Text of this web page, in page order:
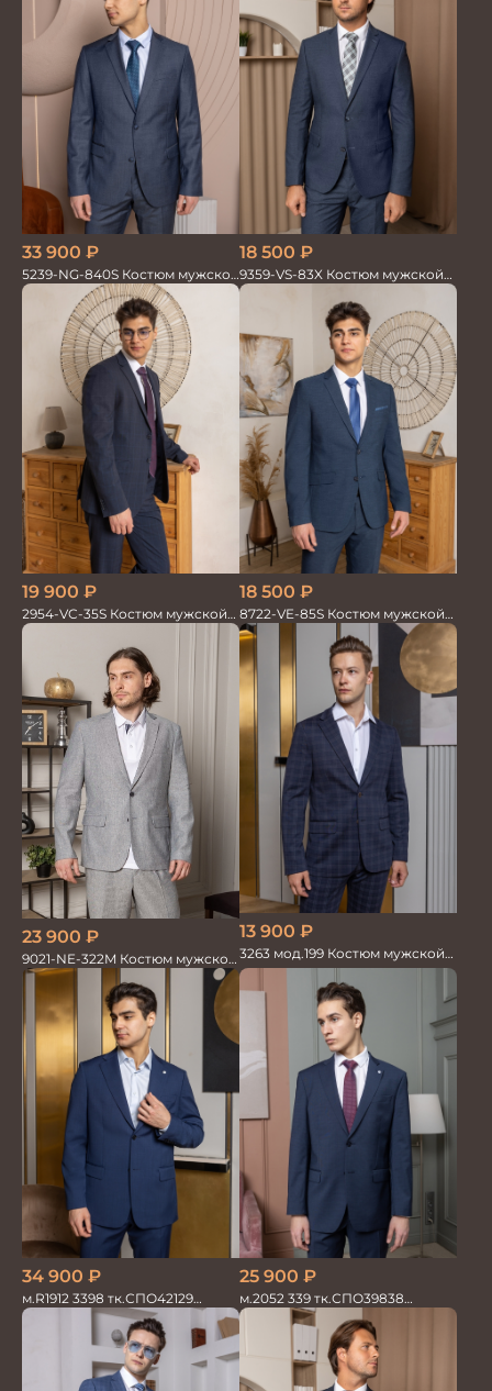
33 900 ₽
5239-NG-840S Костюм мужской
двойка
18 500 ₽
9359-VS-83X Костюм мужской
двойка
19 900 ₽
2954-VC-35S Костюм мужской
двойка
18 500 ₽
8722-VE-85S Костюм мужской
двойка
23 900 ₽
9021-NE-322M Костюм мужской
двойка хлопок, лен
13 900 ₽
3263 мод.199 Костюм мужской
трикотажный т.син в клетку
34 900 ₽
м.R1912 3398 тк.СПО42129
Костюм мужской
25 900 ₽
м.2052 339 тк.СПО39838
Костюм мужской